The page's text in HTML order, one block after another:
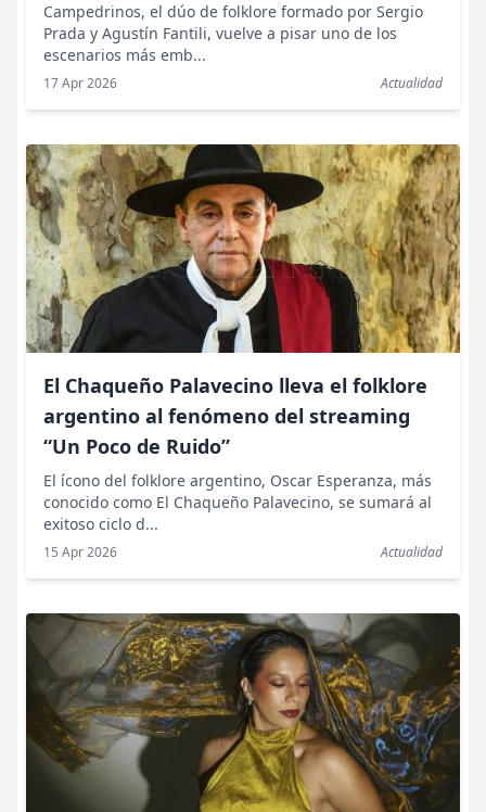
Campedrinos, el dúo de folklore formado por Sergio
Prada y Agustín Fantili, vuelve a pisar uno de los
escenarios más emb...
17 Apr 2026 Actualidad
El Chaqueño Palavecino lleva el folklore
argentino al fenómeno del streaming
“Un Poco de Ruido”
El ícono del folklore argentino, Oscar Esperanza, más
conocido como El Chaqueño Palavecino, se sumará al
exitoso ciclo d...
15 Apr 2026 Actualidad